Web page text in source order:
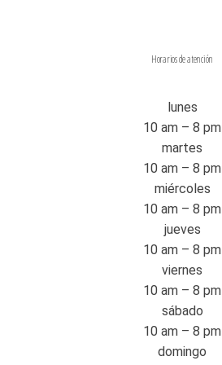
Horarios de atención
lunes
10 am – 8 pm
martes
10 am – 8 pm
miércoles
10 am – 8 pm
jueves
10 am – 8 pm
viernes
10 am – 8 pm
sábado
10 am – 8 pm
domingo